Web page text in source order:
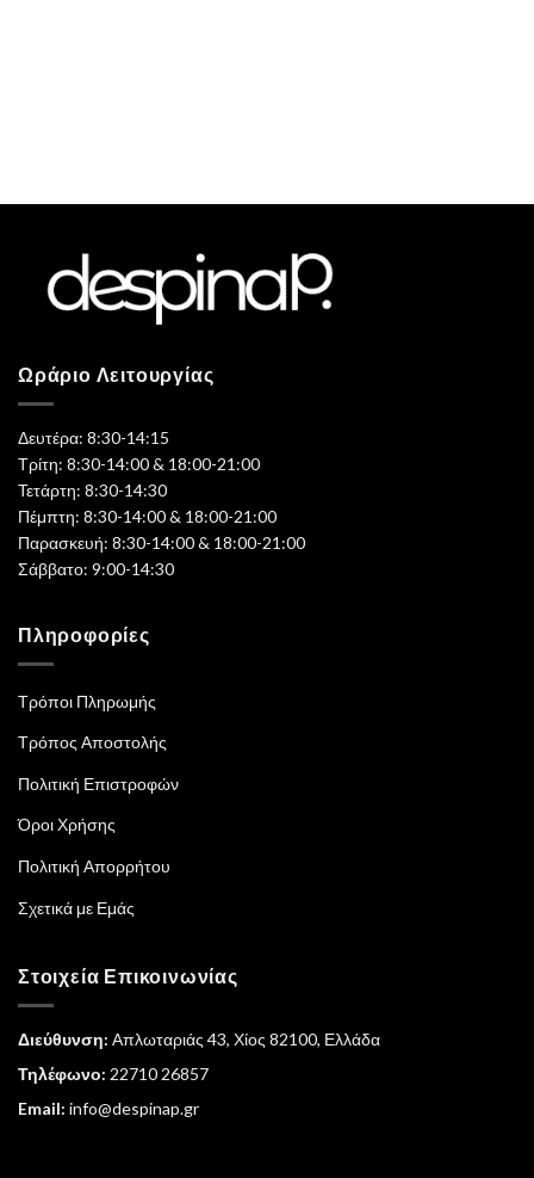
Ωράριο Λειτουργίας
Δευτέρα: 8:30-14:15
Τρίτη: 8:30-14:00 & 18:00-21:00
Τετάρτη: 8:30-14:30
Πέμπτη: 8:30-14:00 & 18:00-21:00
Παρασκευή: 8:30-14:00 & 18:00-21:00
Σάββατο: 9:00-14:30
Πληροφορίες
Τρόποι Πληρωμής
Τρόπος Αποστολής
Πολιτική Επιστροφών
Όροι Χρήσης
Πολιτική Απορρήτου
Σχετικά με Εμάς
Στοιχεία Επικοινωνίας
Διεύθυνση: Απλωταριάς 43, Χίος 82100, Ελλάδα
Τηλέφωνο: 22710 26857
Email: info@despinap.gr